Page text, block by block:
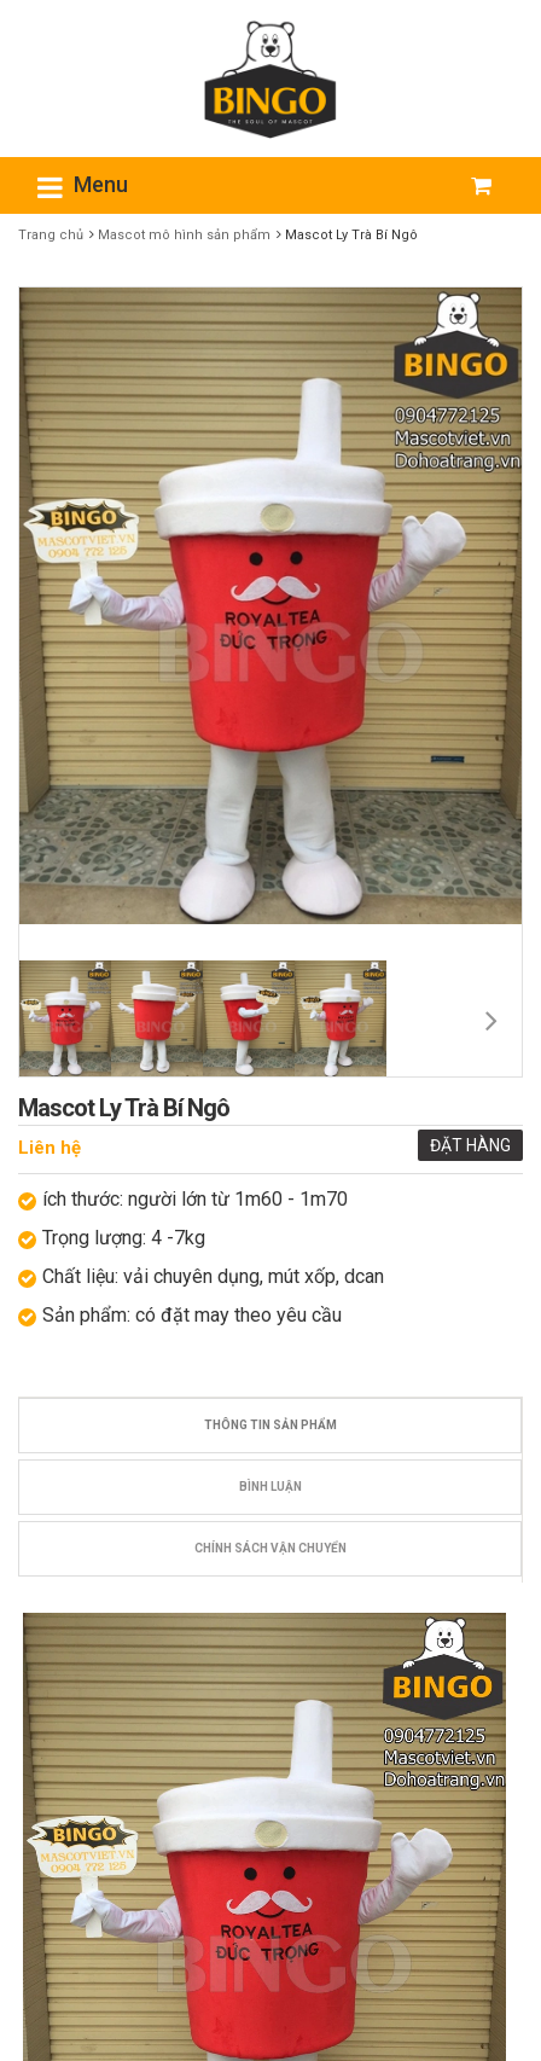
Menu
Trang chủ Mascot​ mô hình sản phẩm Mascot Ly Trà Bí Ngô
Mascot Ly Trà Bí Ngô
ĐẶT HÀNG
Liên hệ
ích thước: người lớn từ 1m60 - 1m70
Trọng lượng: 4 -7kg
Chất liệu: vải chuyên dụng, mút xốp, dcan
Sản phẩm: có đặt may theo yêu cầu
THÔNG TIN SẢN PHẨM
BÌNH LUẬN
CHÍNH SÁCH VẬN CHUYỂN